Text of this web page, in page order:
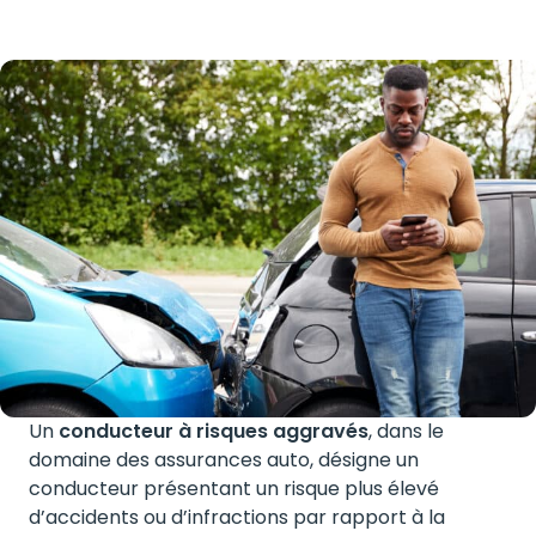
Un conducteur à risques aggravés, dans le
domaine des assurances auto, désigne un
conducteur présentant un risque plus élevé
d’accidents ou d’infractions par rapport à la